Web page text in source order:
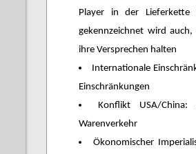
Player in der
gekennzeichnet wird
ihre Versprechen halten
Internationale
Einschränkungen
Konflikt USA/
Warenverkehr
Ökonomischer